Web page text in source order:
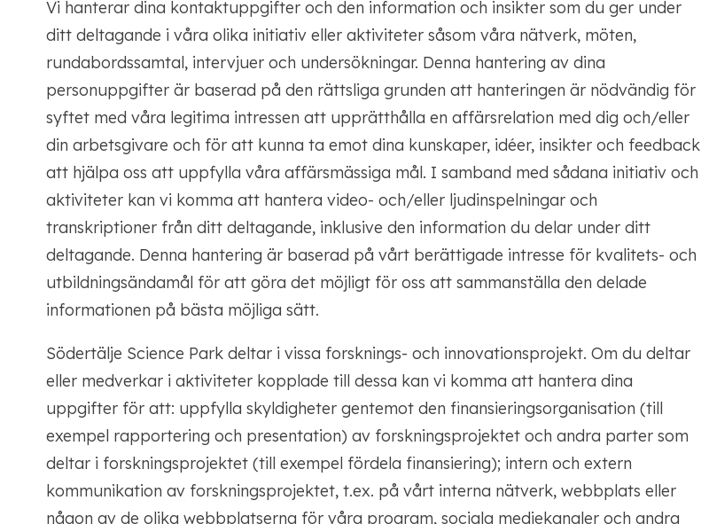
Vi hanterar dina kontaktuppgifter och den information och insikter som du ger under
ditt deltagande i våra olika initiativ eller aktiviteter såsom våra nätverk, möten,
rundabordssamtal, intervjuer och undersökningar. Denna hantering av dina
personuppgifter är baserad på den rättsliga grunden att hanteringen är nödvändig för
syftet med våra legitima intressen att upprätthålla en affärsrelation med dig och/eller
din arbetsgivare och för att kunna ta emot dina kunskaper, idéer, insikter och feedback
att hjälpa oss att uppfylla våra affärsmässiga mål. I samband med sådana initiativ och
aktiviteter kan vi komma att hantera video- och/eller ljudinspelningar och
transkriptioner från ditt deltagande, inklusive den information du delar under ditt
deltagande. Denna hantering är baserad på vårt berättigade intresse för kvalitets- och
utbildningsändamål för att göra det möjligt för oss att sammanställa den delade
informationen på bästa möjliga sätt.
Södertälje Science Park deltar i vissa forsknings- och innovationsprojekt. Om du deltar
eller medverkar i aktiviteter kopplade till dessa kan vi komma att hantera dina
uppgifter för att: uppfylla skyldigheter gentemot den finansieringsorganisation (till
exempel rapportering och presentation) av forskningsprojektet och andra parter som
deltar i forskningsprojektet (till exempel fördela finansiering); intern och extern
kommunikation av forskningsprojektet, t.ex. på vårt interna nätverk, webbplats eller
någon av de olika webbplatserna för våra program, sociala mediekanaler och andra